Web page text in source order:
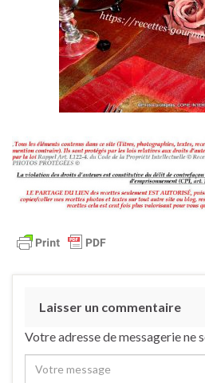
Laisser un commentaire
Votre adresse de messagerie ne